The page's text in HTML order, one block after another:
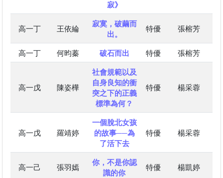
寂》
高一丁 王依綸
寂寞，破繭而
出。
特優 張榕芳
高一丁 何昀蓁 破石而出 特優 張榕芳
高一戊 陳姿樺
社會規範以及
自身良知的衝
突之下的正義
標準為何？
特優 楊采蓉
高一戊 羅靖婷
一個脫北女孩
的故事──為
了活下去
特優 楊采蓉
高一己 張羽嫣
你，不是你認
識的你
特優 楊凱婷